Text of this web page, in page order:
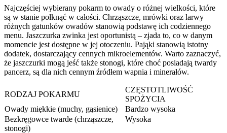
Najczęściej wybierany pokarm to owady o różnej wielkości, które
są w stanie połknąć w całości. Chrząszcze, mrówki oraz larwy
różnych gatunków owadów stanowią podstawę ich codziennego
menu. Jaszczurka zwinka jest oportunistą – zjada to, co w danym
momencie jest dostępne w jej otoczeniu. Pająki stanowią istotny
dodatek, dostarczający cennych mikroelementów. Warto zaznaczyć,
że jaszczurki mogą jeść także stonogi, które choć posiadają twardy
pancerz, są dla nich cennym źródłem wapnia i minerałów.
RODZAJ POKARMU
CZĘSTOTLIWOŚĆ
SPOŻYCIA
Owady miękkie (muchy, gąsienice)
Bardzo wysoka
Bezkręgowce twarde (chrząszcze,
stonogi)
Wysoka